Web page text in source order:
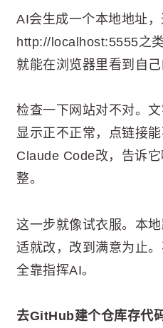
AI会生成一个本地地址
http://localhost:5555之
就能在浏览器里看到自己
检查一下网站对不对。
显示正不正常，点链接
Claude Code改，告诉
整。
这一步就像试衣服。本
适就改，改到满意为止。
全靠指挥AI。
去GitHub建个仓库存代